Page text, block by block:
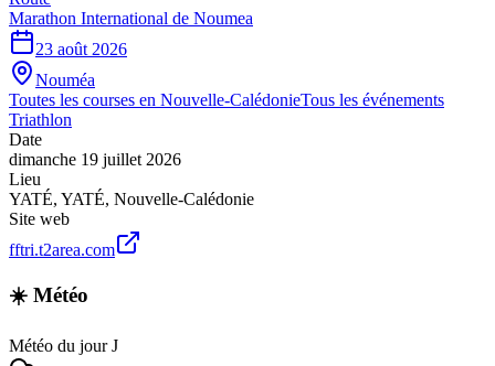
Marathon International de Noumea
23 août 2026
Nouméa
Toutes les courses en Nouvelle-CalédonieTous les événements
Triathlon
Date
dimanche 19 juillet 2026
Lieu
YATÉ, YATÉ, Nouvelle-Calédonie
Site web
fftri.t2area.com
☀️ Météo
Météo du jour J